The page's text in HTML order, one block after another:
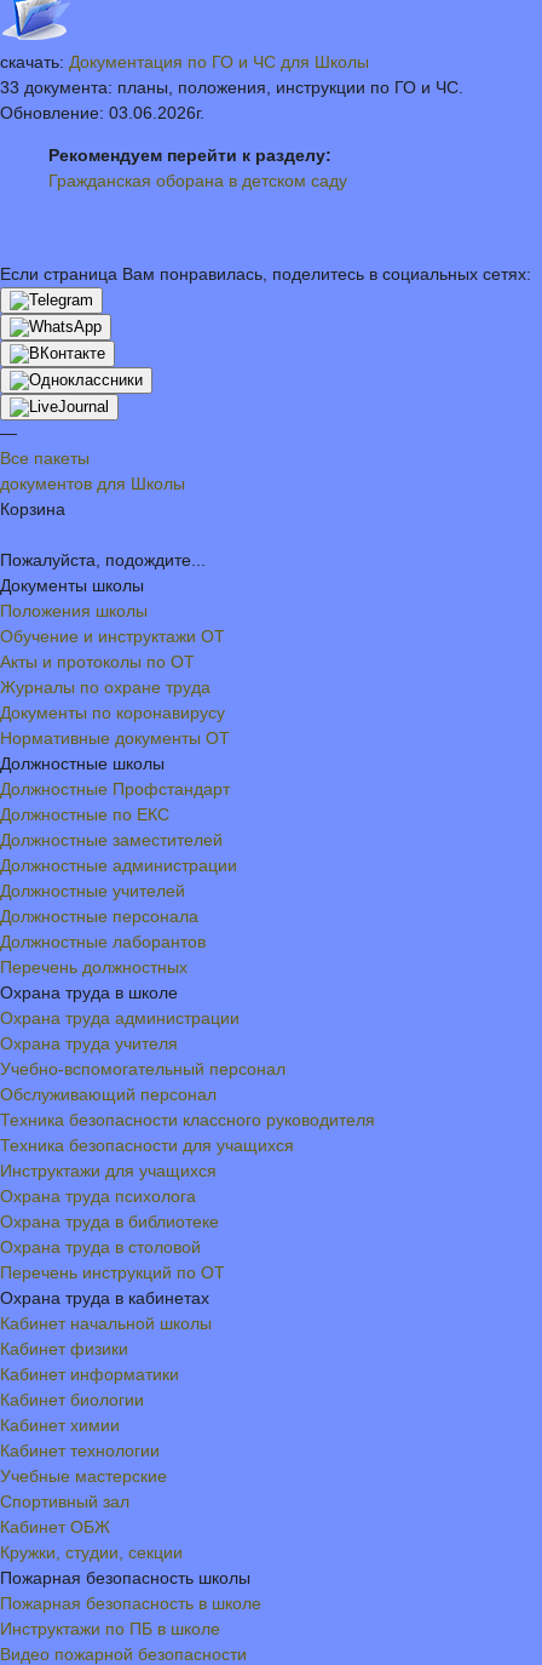
скачать: Документация по ГО и ЧС для Школы
33 документа: планы, положения, инструкции по ГО и ЧС.
Обновление: 03.06.2026г.
Рекомендуем перейти к разделу:
Гражданская оборана в детском саду
Если страница Вам понравилась, поделитесь в социальных сетях:
—
Все пакеты
документов для Школы
Корзина
Пожалуйста, подождите...
Документы школы
Положения школы
Обучение и инструктажи ОТ
Акты и протоколы по ОТ
Журналы по охране труда
Документы по коронавирусу
Нормативные документы ОТ
Должностные школы
Должностные Профстандарт
Должностные по ЕКС
Должностные заместителей
Должностные администрации
Должностные учителей
Должностные персонала
Должностные лаборантов
Перечень должностных
Охрана труда в школе
Охрана труда администрации
Охрана труда учителя
Учебно-вспомогательный персонал
Обслуживающий персонал
Техника безопасности классного руководителя
Техника безопасности для учащихся
Инструктажи для учащихся
Охрана труда психолога
Охрана труда в библиотеке
Охрана труда в столовой
Перечень инструкций по ОТ
Охрана труда в кабинетах
Кабинет начальной школы
Кабинет физики
Кабинет информатики
Кабинет биологии
Кабинет химии
Кабинет технологии
Учебные мастерские
Спортивный зал
Кабинет ОБЖ
Кружки, студии, секции
Пожарная безопасность школы
Пожарная безопасность в школе
Инструктажи по ПБ в школе
Видео пожарной безопасности